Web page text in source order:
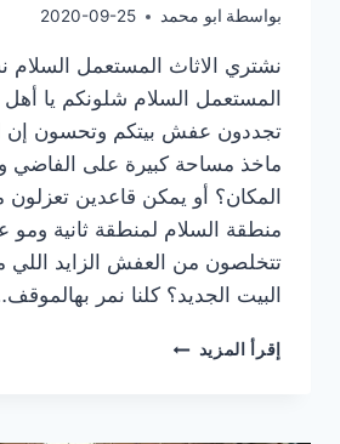
بواسطة ابو محمد 2020-09-25
نشتري الاثاث المستعمل السلام
المستعمل السلام شلونكم يا
تجددون عفش بيتكم وتحسون إن
ماخذ مساحة كبيرة على الفاضي
المكان؟ أو يمكن قاعدين
منطقة السلام لمنطقة ثانية ومو
تتخلصون من العفش الزايد اللي
البيت الجديد؟ كلنا نمر
إقرأ المزيد نشتري